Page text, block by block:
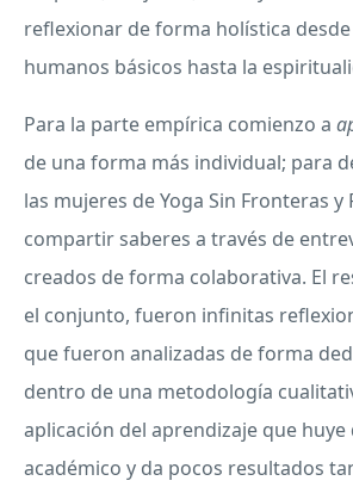
reflexionar de forma holística
humanos básicos hasta la
Para la parte empírica comienzo a
de una forma más individual; para
las mujeres de Yoga Sin Fronteras y
compartir saberes a través de
creados de forma colaborativa. El
el conjunto, fueron infinitas
que fueron analizadas de forma
dentro de una metodología
aplicación del aprendizaje que
académico y da pocos resultados